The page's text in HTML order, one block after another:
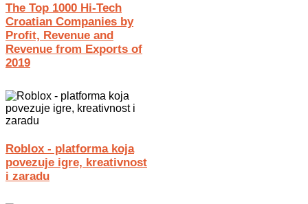
The Top 1000 Hi-Tech
Croatian Companies by
Profit, Revenue and
Revenue from Exports of
2019
Roblox - platforma koja
povezuje igre, kreativnost
i zaradu